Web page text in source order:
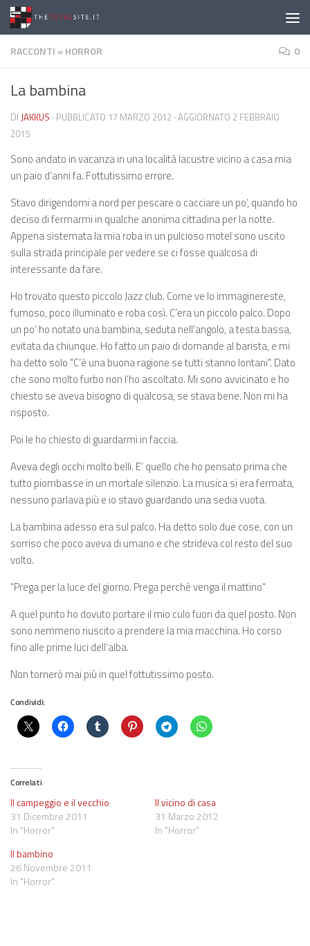
Salta al contenuto
RACCONTI »HORROR 0
La bambina
DI JAKKUS · PUBBLICATO 17 MARZO 2012 · AGGIORNATO 2 FEBBRAIO
2015
Sono andato in vacanza in una località lacustre vicino a casa mia
un paio d’anni fa. Fottutissimo errore.
Stavo dirigendomi a nord per pescare o cacciare un po’, quando ho
deciso di fermarmi in qualche anonima cittadina per la notte.
Appena sistemata la mia roba in un pulcioso motel sono uscito
sulla strada principale per vedere se ci fosse qualcosa di
interessante da fare.
Ho trovato questo piccolo Jazz club. Come ve lo immaginereste,
fumoso, poco illuminato e roba così. C’era un piccolo palco. Dopo
un po’ ho notato una bambina, seduta nell’angolo, a testa bassa,
evitata da chiunque. Ho fatto un paio di domande al barista, e mi
ha detto solo "C’è una buona ragione se tutti stanno lontani". Dato
che sono molto furbo non l’ho ascoltato. Mi sono avvicinato e ho
chiesto se aveva bisogno di qualcosa, se stava bene. Non mi ha
risposto.
Poi le ho chiesto di guardarmi in faccia.
Aveva degli occhi molto belli. E’ quello che ho pensato prima che
tutto piombasse in un mortale silenzio. La musica si era fermata,
nessuno parlava più e io stavo guardando una sedia vuota.
La bambina adesso era sul palco. Ha detto solo due cose, con un
sorriso che poco aveva di umano e che strideva col resto del suo
volto.
"Prega per la luce del giorno. Prega perchè venga il mattino"
A quel punto ho dovuto portare il mio culo fuori da quel posto. Non
sono nemmeno riuscito a prendere la mia macchina. Ho corso
fino alle prime luci dell’alba.
Non tornerò mai più in quel fottutissimo posto.
Condividi:
Correlati
Il campeggio e il vecchio
31 Dicembre 2011
In "Horror"
Il vicino di casa
31 Marzo 2012
In "Horror"
Il bambino
26 Novembre 2011
In "Horror"